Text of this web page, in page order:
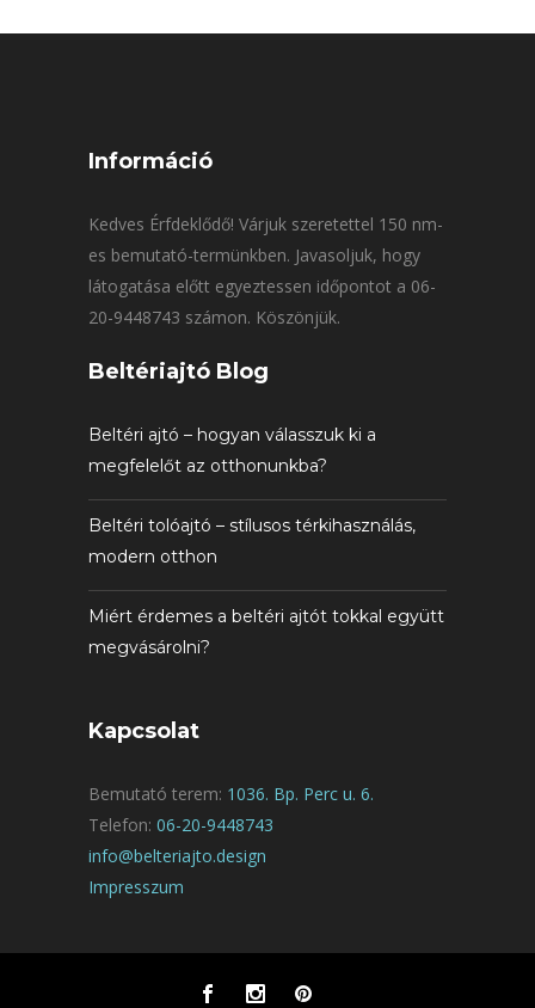
Információ
Kedves Érfdeklődő! Várjuk szeretettel 150 nm-
es bemutató-termünkben. Javasoljuk, hogy
látogatása előtt egyeztessen időpontot a 06-
20-9448743 számon. Köszönjük.
Beltériajtó Blog
Beltéri ajtó – hogyan válasszuk ki a
megfelelőt az otthonunkba?
Beltéri tolóajtó – stílusos térkihasználás,
modern otthon
Miért érdemes a beltéri ajtót tokkal együtt
megvásárolni?
Kapcsolat
Bemutató terem: 1036. Bp. Perc u. 6.
Telefon: 06-20-9448743
info@belteriajto.design
Impresszum